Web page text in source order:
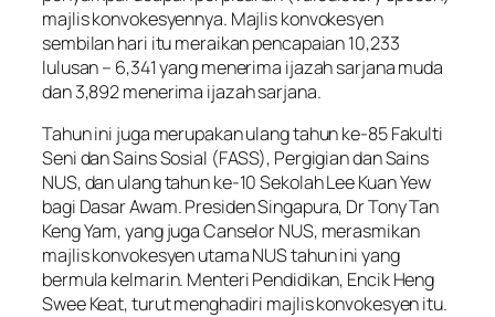
majlis konvokesyennya. Majlis konvokesyen
sembilan hari itu meraikan pencapaian 10,233
lulusan – 6,341 yang menerima ijazah sarjana muda
dan 3,892 menerima ijazah sarjana.
Tahun ini juga merupakan ulang tahun ke-85 Fakulti
Seni dan Sains Sosial (FASS), Pergigian dan Sains
NUS, dan ulang tahun ke-10 Sekolah Lee Kuan Yew
bagi Dasar Awam. Presiden Singapura, Dr Tony Tan
Keng Yam, yang juga Canselor NUS, merasmikan
majlis konvokesyen utama NUS tahun ini yang
bermula kelmarin. Menteri Pendidikan, Encik Heng
Swee Keat, turut menghadiri majlis konvokesyen itu.